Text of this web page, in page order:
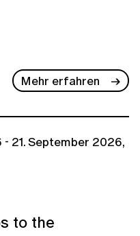
Mehr erfahren
- 21. September 2026,
to the